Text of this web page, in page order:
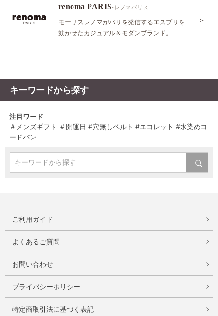
renoma PARIS-レノマパリス
モーリスレノマがパリを発信するエスプリを
効かせたカジュアル＆モダンブランド。
＞
キーワードから探す
注目ワード
＃メンズギフト ＃開運日 #穴無しベルト #エコレット #水染めコ
ードバン
キーワードから探す
ご利用ガイド
よくあるご質問
お問い合わせ
プライバシーポリシー
特定商取引法に基づく表記